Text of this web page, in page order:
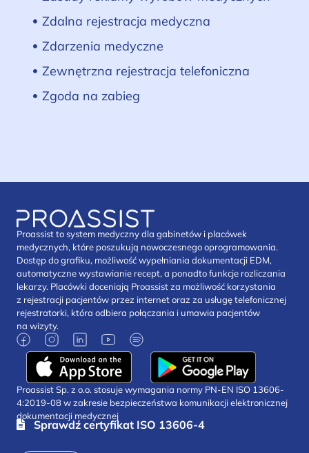
Zdalna rejestracja medyczna
Zdarzenia medyczne
Zewnętrzna rejestracja telefoniczna
Zgoda na zabieg
Proassist to system medyczny dla gabinetów i placówek
medycznych, które poszukują nowoczesnego oprogramowania.
Dostęp do grafiku, możliwość wypełniania dokumentacji EDM,
automatyczne wystawianie recept, a ponadto funkcje rozliczania
lekarzy. Placówki doceniają Proassist za możliwość korzystania
z rejestracji pacjentów przez internet oraz za usługę telefonicznej
rejestratorki, która odbiera połączania i umawia pacjentów
na wizyty.
Proassist Sp. z o.o. stosuje wymagania normy PN-EN ISO 13606-
4:2019-08 w zakresie bezpieczeństwa komunikacji elektronicznej
dokumentacji medycznej
Sprawdź certyfikat ISO 13606-4